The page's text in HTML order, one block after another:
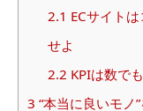
2.1 ECサイト
せよ
2.2 KPIは数で
3 “本当に良いモノ